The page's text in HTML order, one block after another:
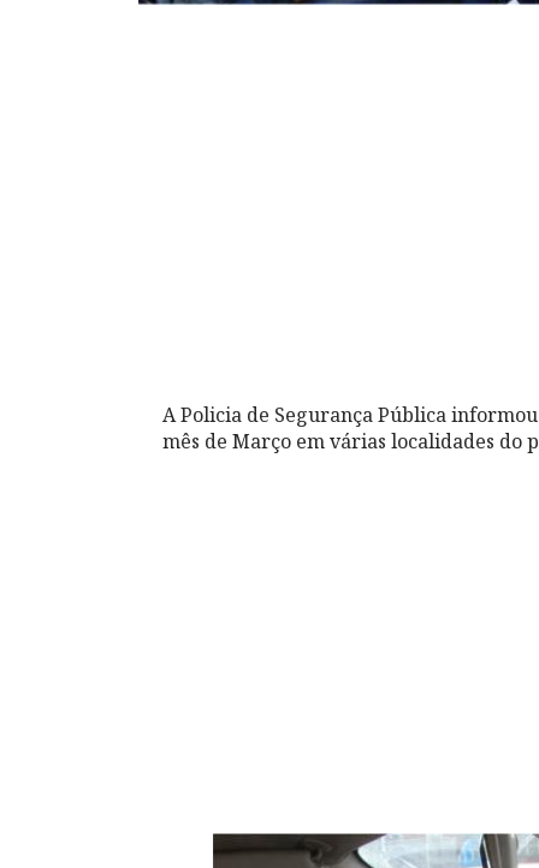
A Policia de Segurança Pública
mês de Março em várias localidades do